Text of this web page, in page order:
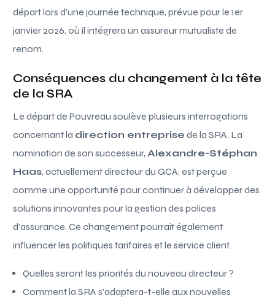
départ lors d’une journée technique, prévue pour le 1er
janvier 2026, où il intégrera un assureur mutualiste de
renom.
Conséquences du changement à la tête
de la SRA
Le départ de Pouvreau soulève plusieurs interrogations
concernant la direction entreprise de la SRA. La
nomination de son successeur, Alexandre-Stéphan
Haas, actuellement directeur du GCA, est perçue
comme une opportunité pour continuer à développer des
solutions innovantes pour la gestion des polices
d’assurance. Ce changement pourrait également
influencer les politiques tarifaires et le service client.
Quelles seront les priorités du nouveau directeur ?
Comment la SRA s’adaptera-t-elle aux nouvelles